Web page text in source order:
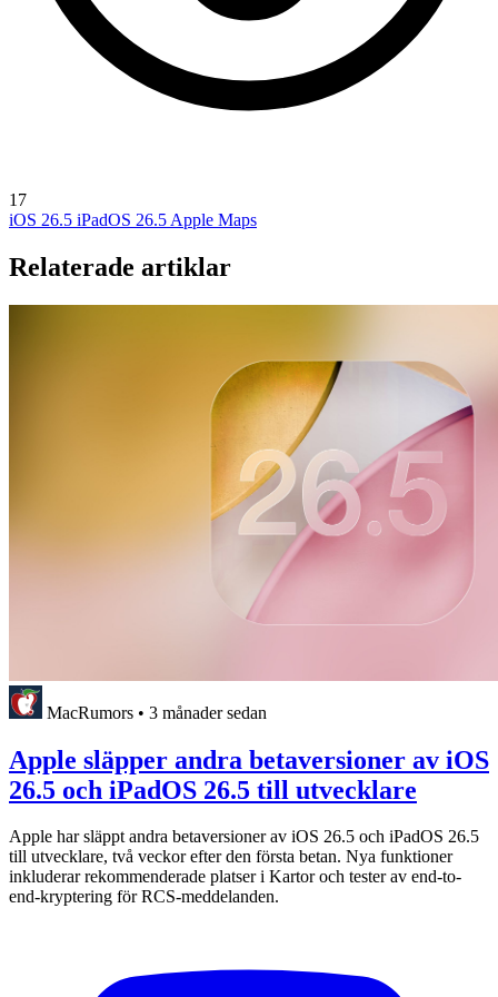
17
iOS 26.5 iPadOS 26.5 Apple Maps
Relaterade artiklar
MacRumors • 3 månader sedan
Apple släpper andra betaversioner av iOS
26.5 och iPadOS 26.5 till utvecklare
Apple har släppt andra betaversioner av iOS 26.5 och iPadOS 26.5
till utvecklare, två veckor efter den första betan. Nya funktioner
inkluderar rekommenderade platser i Kartor och tester av end-to-
end-kryptering för RCS-meddelanden.